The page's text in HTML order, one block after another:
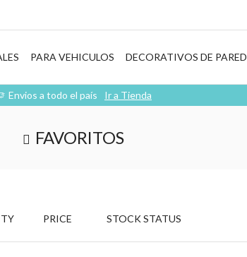
PARA VEHICULOS DECORATIVOS DE PARED
Envios a todo el país Ir a Tienda
FAVORITOS
PRICE STOCK STATUS